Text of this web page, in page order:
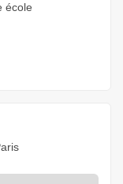
école